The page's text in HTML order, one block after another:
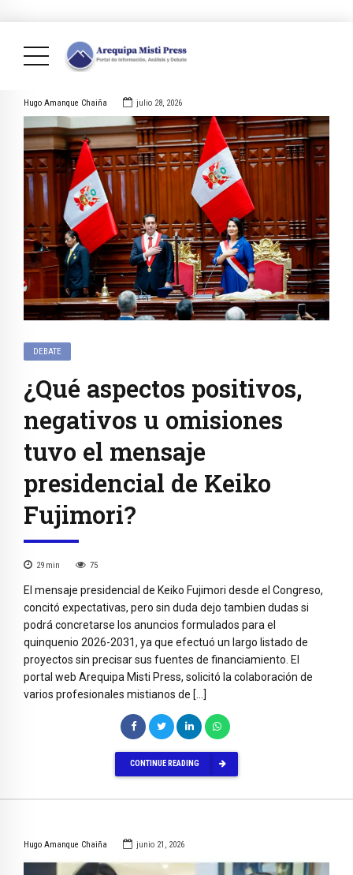
Hugo Amanque Chaiña julio 28, 2026
DEBATE
¿Qué aspectos positivos,
negativos u omisiones
tuvo el mensaje
presidencial de Keiko
Fujimori?
29 min 75
El mensaje presidencial de Keiko Fujimori desde el Congreso,
concitó expectativas, pero sin duda dejo tambien dudas si
podrá concretarse los anuncios formulados para el
quinquenio 2026-2031, ya que efectuó un largo listado de
proyectos sin precisar sus fuentes de financiamiento. El
portal web Arequipa Misti Press, solicitó la colaboración de
varios profesionales mistianos de […]
CONTINUE READING
Hugo Amanque Chaiña junio 21, 2026